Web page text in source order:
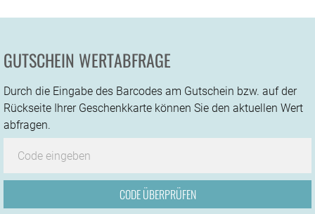
GUTSCHEIN WERTABFRAGE
Durch die Eingabe des Barcodes am Gutschein bzw. auf der
Rückseite Ihrer Geschenkkarte können Sie den aktuellen Wert
abfragen.